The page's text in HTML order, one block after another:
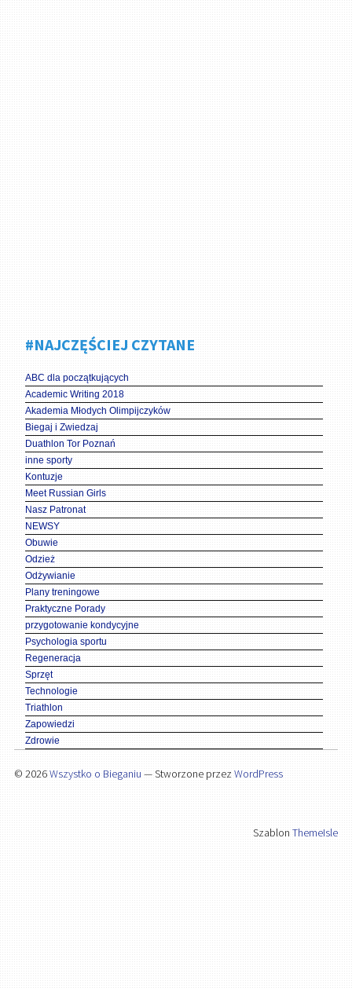
#NAJCZĘŚCIEJ CZYTANE
ABC dla początkujących
Academic Writing 2018
Akademia Młodych Olimpijczyków
Biegaj i Zwiedzaj
Duathlon Tor Poznań
inne sporty
Kontuzje
Meet Russian Girls
Nasz Patronat
NEWSY
Obuwie
Odzież
Odżywianie
Plany treningowe
Praktyczne Porady
przygotowanie kondycyjne
Psychologia sportu
Regeneracja
Sprzęt
Technologie
Triathlon
Zapowiedzi
Zdrowie
© 2026Wszystko o Bieganiu — Stworzone przez WordPress
SzablonThemeIsle